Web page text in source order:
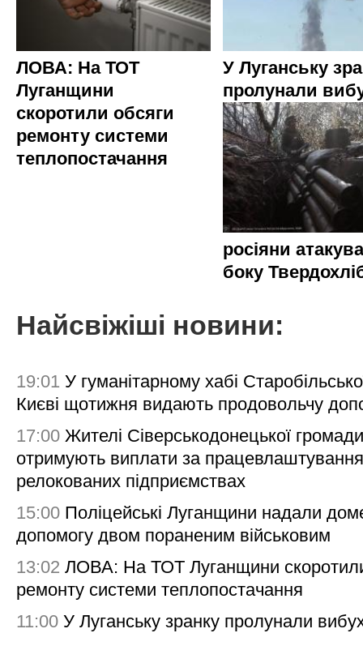
ЛОВА: На ТОТ
Луганщини
скоротили обсяги
ремонту системи
теплопостачання
У Луганську
пролунали
росіяни
боку
Найсвіжіші новини:
19:01 У гуманітарному хабі
Києві щотижня видають продовольчу
17:00 Жителі Сіверськодонецької
отримують виплати за
релокованих підприємствах
15:00 Поліцейські Луганщини надали
допомогу двом пораненим військовим
13:02 ЛОВА: На ТОТ Луганщини
ремонту системи теплопостачання
11:00 У Луганську зранку пролунали